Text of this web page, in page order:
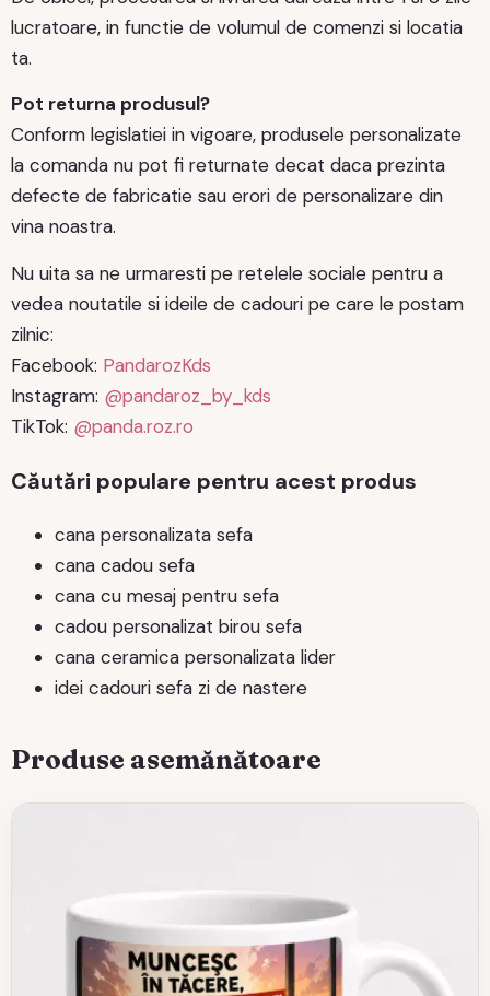
lucratoare, in functie de volumul de comenzi si locatia
ta.
Pot returna produsul?
Conform legislatiei in vigoare, produsele personalizate
la comanda nu pot fi returnate decat daca prezinta
defecte de fabricatie sau erori de personalizare din
vina noastra.
Nu uita sa ne urmaresti pe retelele sociale pentru a
vedea noutatile si ideile de cadouri pe care le postam
zilnic:
Facebook: PandarozKds
Instagram: @pandaroz_by_kds
TikTok: @panda.roz.ro
Căutări populare pentru acest produs
cana personalizata sefa
cana cadou sefa
cana cu mesaj pentru sefa
cadou personalizat birou sefa
cana ceramica personalizata lider
idei cadouri sefa zi de nastere
Produse asemănătoare